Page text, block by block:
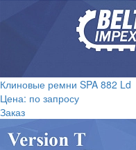
Клиновые ремни SPA 882 Ld
Цена: по запросу
Заказ